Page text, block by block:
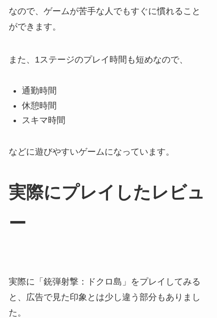
なので、ゲームが苦手な人でもすぐに慣れること
ができます。
また、1ステージのプレイ時間も短めなので、
通勤時間
休憩時間
スキマ時間
などに遊びやすいゲームになっています。
実際にプレイしたレビュ
ー
実際に「銃弾射撃：ドクロ島」をプレイしてみる
と、広告で見た印象とは少し違う部分もありまし
た。